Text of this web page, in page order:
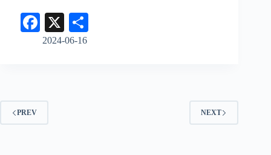
Fa
ce
X
2024-06-16
PREV NEXT